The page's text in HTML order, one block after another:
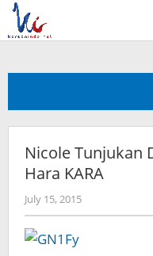
Skip
content
Nicole Tunjukan
Hara KARA
July 15, 2015by
Koreanindo